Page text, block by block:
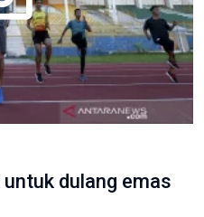
dulang emas